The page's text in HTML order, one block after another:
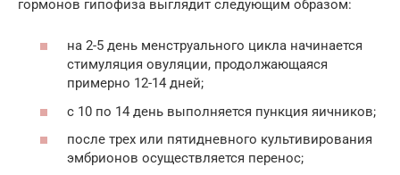
гормонов гипофиза выглядит следующим образом:
на 2-5 день менструального цикла начинается
стимуляция овуляции, продолжающаяся
примерно 12-14 дней;
с 10 по 14 день выполняется пункция яичников;
после трех или пятидневного культивирования
эмбрионов осуществляется перенос;